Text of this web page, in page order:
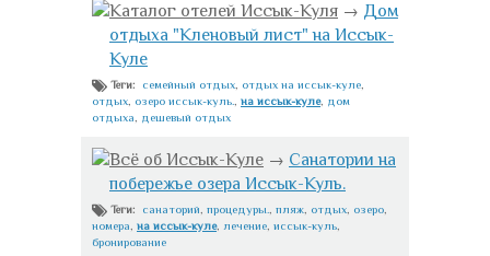
Каталог отелей Иссык-Куля → Дом
отдыха "Кленовый лист" на Иссык-
Куле
Теги: семейный отдых отдых на иссык-куле
отдых озеро иссык-куль. на иссык-куле, дом
отдыха
дешевый отдых
Всё об Иссык-Куле → Санатории на
побережье озера Иссык-Куль.
Теги: санаторий процедуры. пляж отдых озеро
номера на иссык-куле, лечение иссык-куль
бронирование